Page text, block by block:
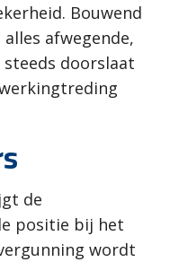
Bouwend
afwegende,
steeds doorslaat
de
positie bij het
wordt